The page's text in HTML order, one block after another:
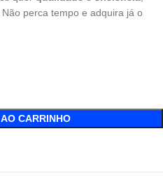
perca tempo e adquira já o
CARRINHO